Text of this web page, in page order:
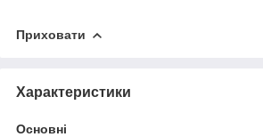
Приховати
Характеристики
Основні